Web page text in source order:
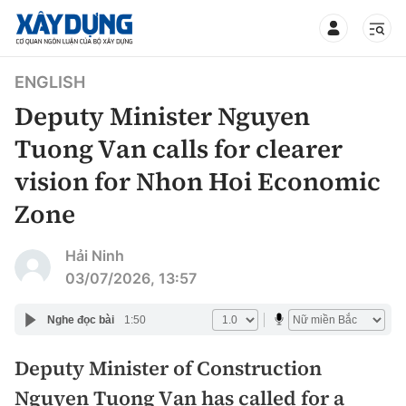
TIN BỘ XÂY DỰNG
CHUYÊN MỤC
Thời sự
Chính trị
Xã hội
Chỉ đạo điều hành
Giao thông
ENGLISH
Deputy Minister Nguyen
Tuong Van calls for clearer
vision for Nhon Hoi Economic
Zone
Hải Ninh
03/07/2026, 13:57
Nghe đọc bài 1:50
Deputy Minister of Construction
Nguyen Tuong Van has called for a